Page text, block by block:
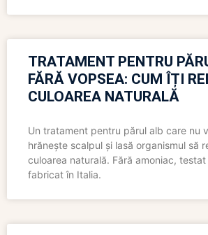
TRATAMENT PENTRU
FĂRĂ VOPSEA: CUM ÎȚI
CULOAREA NATURALĂ
Un tratament pentru părul alb care nu
hrănește scalpul și lasă organismul să
culoarea naturală. Fără amoniac,
fabricat în Italia.